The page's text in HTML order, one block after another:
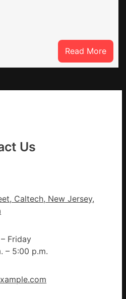
Read More:
意
Us
Caltech, New Jersey,
Friday
– 5:00 p.m.